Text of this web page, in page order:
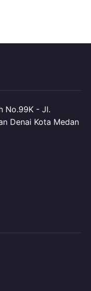
No.99K - Jl.
Denai Kota Medan